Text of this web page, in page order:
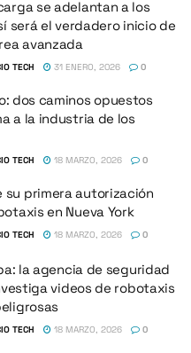
se adelantan a los
será el verdadero inicio de
avanzada
TECH 31 ENERO, 2026 0
dos caminos opuestos
a la industria de los
TECH 18 MARZO, 2026 0
su primera autorización
en Nueva York
TECH 18 MARZO, 2026 0
la agencia de seguridad
videos de robotaxis
TECH 18 MARZO, 2026 0